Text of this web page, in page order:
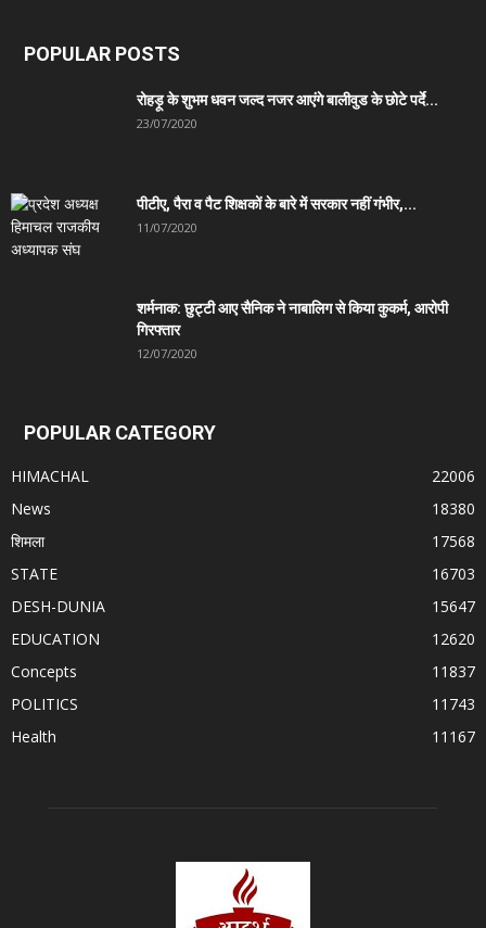
POPULAR POSTS
रोहड़ू के शुभम धवन जल्द नजर आएंगे बालीवुड के छोटे पर्दे...
23/07/2020
पीटीए, पैरा व पैट शिक्षकों के बारे में सरकार नहीं गंभीर,...
11/07/2020
शर्मनाक: छुट्टी आए सैनिक ने नाबालिग से किया कुकर्म, आरोपी
गिरफ्तार
12/07/2020
POPULAR CATEGORY
HIMACHAL
22006
News
18380
शिमला
17568
STATE
16703
DESH-DUNIA
15647
EDUCATION
12620
Concepts
11837
POLITICS
11743
Health
11167